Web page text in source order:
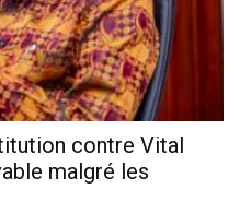
contre Vital
malgré les